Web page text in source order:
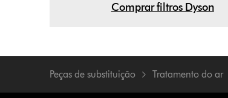
Comprar filtros Dyson
Peças de substituição Tratamento do ar